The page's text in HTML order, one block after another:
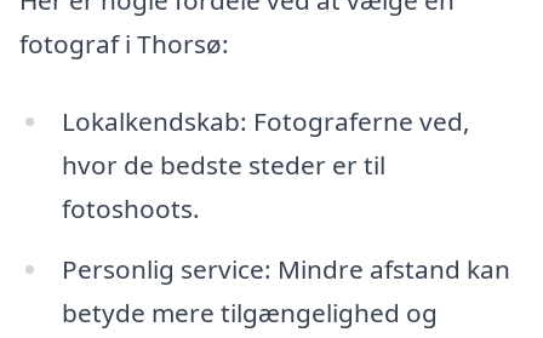
fotograf i Thorsø:
Lokalkendskab: Fotograferne ved,
hvor de bedste steder er til
fotoshoots.
Personlig service: Mindre afstand kan
betyde mere tilgængelighed og